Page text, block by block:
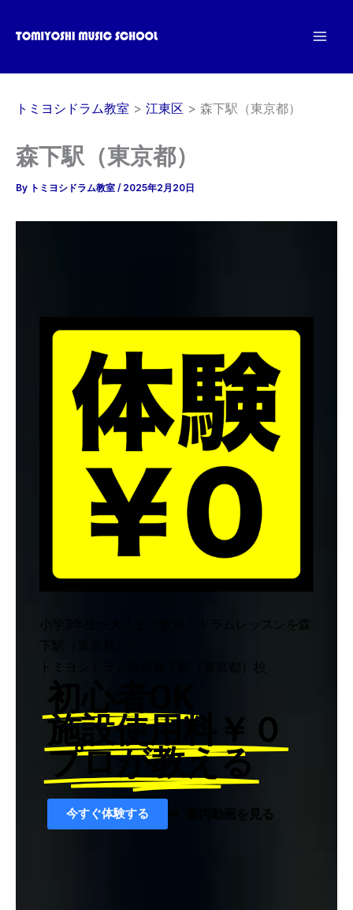
ス
トミヨシドラム教室 江東区 森下駅（東京都）
森下駅（東京都）
By トミヨシドラム教室 / 2025年2月20日
小学3年生〜大人まで歓迎！ドラムレッスンを森
下駅（東京都）で
トミヨシドラム教室森下駅（東京都）校
初心者OK
施設使用料￥０
プロが教える
今すぐ体験する 案内動画を見る